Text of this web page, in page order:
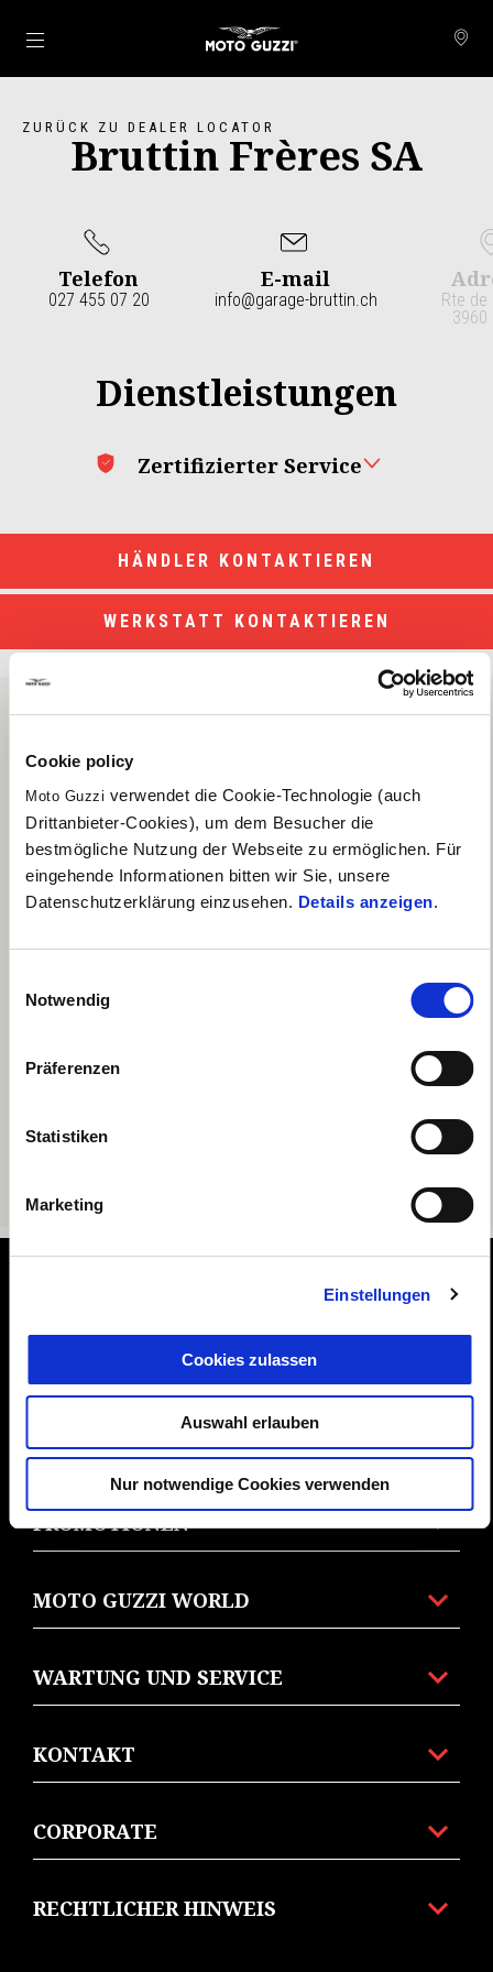
Cookie policy
Moto Guzzi verwendet die Cookie-Technologie (auch
Drittanbieter-Cookies), um dem Besucher die
bestmögliche Nutzung der Webseite zu ermöglichen. Für
eingehende Informationen bitten wir Sie, unsere
Datenschutzerklärung einzusehen. Details anzeigen.
Notwendig
Präferenzen
Statistiken
Marketing
Einstellungen
Cookies zulassen
Auswahl erlauben
Nur notwendige Cookies verwenden
Skip to content
ZURÜCK ZU DEALER LOCATOR
Bruttin Frères SA
Telefon
027 455 07 20
E-mail
info@garage-bruttin.ch
Rte de
3960
Dienstleistungen
Zertifizierter Service
HÄNDLER KONTAKTIEREN
WERKSTATT KONTAKTIEREN
ZUBEHÖR
PROMOTIONEN
MOTO GUZZI WORLD
WARTUNG UND SERVICE
KONTAKT
CORPORATE
RECHTLICHER HINWEIS